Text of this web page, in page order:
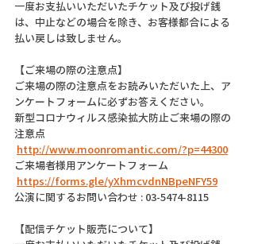
一度お支払いいただいたチケット及び投げ銭
は、中止などの場合を除き、お客様都合による
払い戻しは致しません。
【ご来場の際の注意点】
ご来場の際の注意点をお読みいただいた上、ア
ンケートフォームに必ずお答えください。
新型コロナウィルス感染拡大防止ご来場の際の
注意点
http://www.moonromantic.com/?p=44300
ご来場者様用アンケートフォーム
https://forms.gle/yXhmcvdnNBpeNFY59
公演に関するお問い合わせ : 03-5474-8115
【配信チケット販売について】